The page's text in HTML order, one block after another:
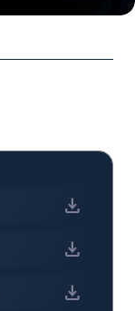
download
download
download